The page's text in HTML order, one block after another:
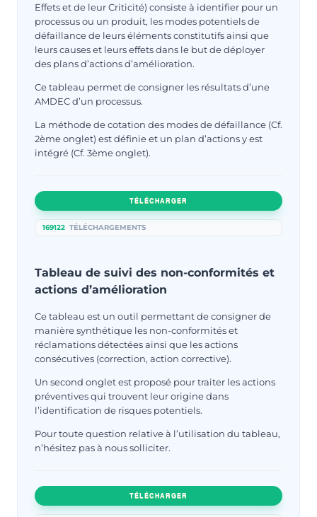
Effets et de leur Criticité) consiste à identifier pour un
processus ou un produit, les modes potentiels de
défaillance de leurs éléments constitutifs ainsi que
leurs causes et leurs effets dans le but de déployer
des plans d’actions d’amélioration.
Ce tableau permet de consigner les résultats d’une
AMDEC d’un processus.
La méthode de cotation des modes de défaillance (Cf.
2ème onglet) est définie et un plan d’actions y est
intégré (Cf. 3ème onglet).
TÉLÉCHARGER
169122 TÉLÉCHARGEMENTS
Tableau de suivi des non-conformités et
actions d’amélioration
Ce tableau est un outil permettant de consigner de
manière synthétique les non-conformités et
réclamations détectées ainsi que les actions
consécutives (correction, action corrective).
Un second onglet est proposé pour traiter les actions
préventives qui trouvent leur origine dans
l’identification de risques potentiels.
Pour toute question relative à l’utilisation du tableau,
n’hésitez pas à nous solliciter.
TÉLÉCHARGER